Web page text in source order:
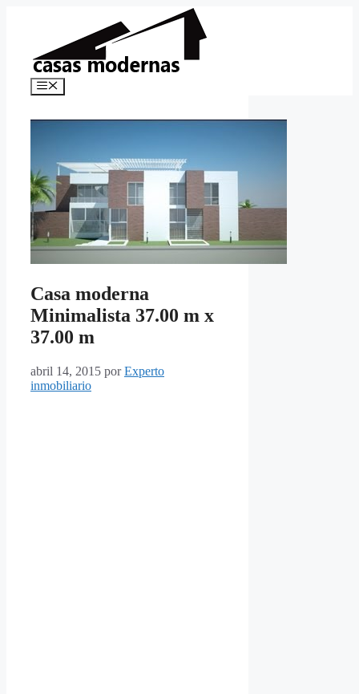
Menú
Casa moderna
Minimalista 37.00 m x
37.00 m
abril 14, 2015 porExperto
inmobiliario